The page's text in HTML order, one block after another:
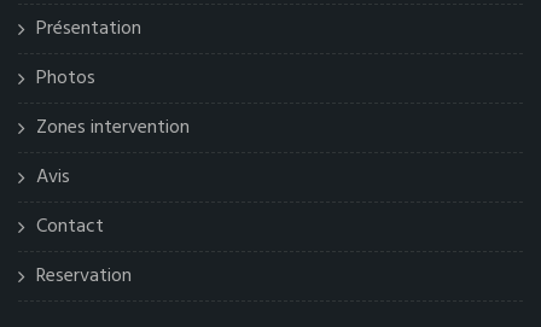
Présentation
Photos
Zones intervention
Avis
Contact
Reservation